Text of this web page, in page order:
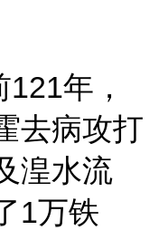
121年，
去病攻打
湟水流
1万铁